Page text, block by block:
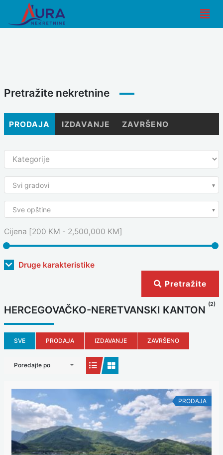
content
Pretražite nekretnine
PRODAJA IZDAVANJE ZAVRŠENO
Svi gradovi
Sve opštine
Cijena [200 KM - 2,500,000 KM]
Druge karakteristike
Pretražite
HERCEGOVAČKO-NERETVANSKI KANTON (2)
SVE PRODAJA IZDAVANJE ZAVRŠENO
Poredajte po
PRODAJA